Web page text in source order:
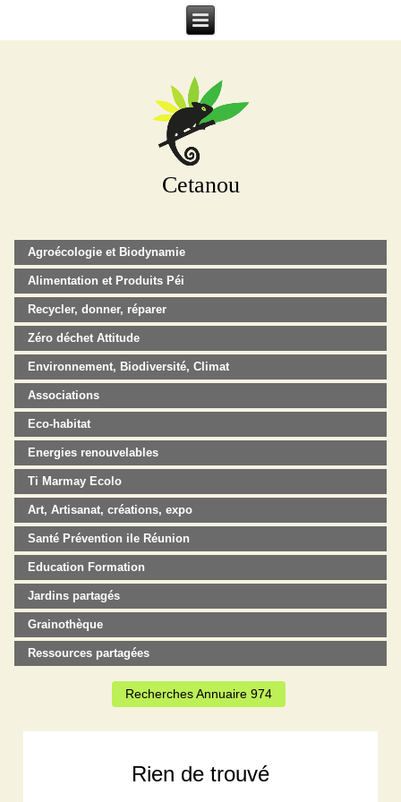
Cetanou
Agroécologie et Biodynamie
Alimentation et Produits Péi
Recycler, donner, réparer
Zéro déchet Attitude
Environnement, Biodiversité, Climat
Associations
Eco-habitat
Energies renouvelables
Ti Marmay Ecolo
Art, Artisanat, créations, expo
Santé Prévention ile Réunion
Education Formation
Jardins partagés
Grainothèque
Ressources partagées
Recherches Annuaire 974
Rien de trouvé